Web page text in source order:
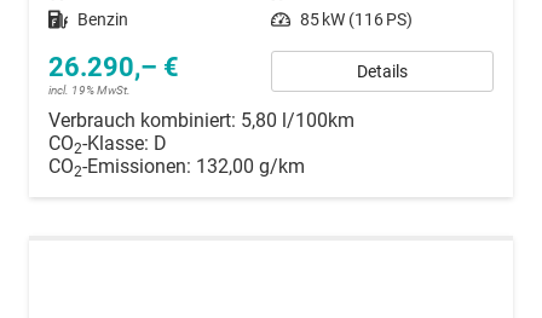
Kraftstoff Benzin Leistung 85 kW (116 PS)
26.290,– €
incl. 19% MwSt.
Details
Verbrauch kombiniert: 5,80 l/100km
CO2-Klasse: D
CO2-Emissionen: 132,00 g/km